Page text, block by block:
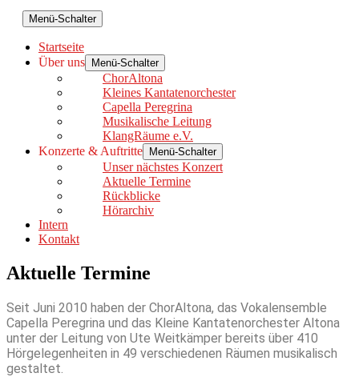
Menü-Schalter
Startseite
Über uns
Menü-Schalter
ChorAltona
Kleines Kantatenorchester
Capella Peregrina
Musikalische Leitung
KlangRäume e.V.
Konzerte & Auftritte
Menü-Schalter
Unser nächstes Konzert
Aktuelle Termine
Rückblicke
Hörarchiv
Intern
Kontakt
Aktuelle Termine
Seit Juni 2010 haben der ChorAltona, das Vokalensemble
Capella Peregrina und das Kleine Kantatenorchester Altona
unter der Leitung von Ute Weitkämper bereits über 410
Hörgelegenheiten in 49 verschiedenen Räumen musikalisch
gestaltet.